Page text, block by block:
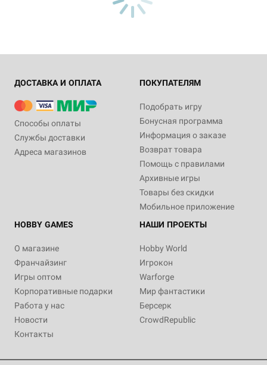
ДОСТАВКА И ОПЛАТА
Способы оплаты
Службы доставки
Адреса магазинов
ПОКУПАТЕЛЯМ
Подобрать игру
Бонусная программа
Информация о заказе
Возврат товара
Помощь с правилами
Архивные игры
Товары без скидки
Мобильное приложение
HOBBY GAMES
О магазине
Франчайзинг
Игры оптом
Корпоративные подарки
Работа у нас
Новости
Контакты
НАШИ ПРОЕКТЫ
Hobby World
Игрокон
Warforge
Мир фантастики
Берсерк
CrowdRepublic